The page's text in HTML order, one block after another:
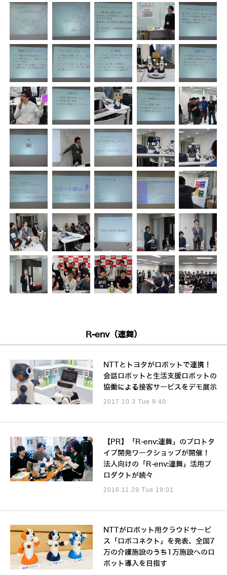
R-env（連舞）
NTTとトヨタがロボットで連携！
会話ロボットと生活支援ロボットの
協働による接客サービスをデモ展示
2017.10.3 Tue 9:40
【PR】「R-env:連舞」のプロトタ
イプ開発ワークショップが開催！
法人向けの「R-env:連舞」活用プ
ロダクトが続々
2016.11.29 Tue 19:01
NTTがロボット用クラウドサービ
ス「ロボコネクト」を発表、全国7
万の介護施設のうち1万施設へのロ
ボット導入を目指す